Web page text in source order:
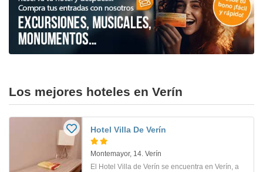
Los mejores hoteles en Verín
Hotel Villa De Verín
Montemayor, 14. Verín
El Hotel Villa de Verín se encuentra en Verín, a